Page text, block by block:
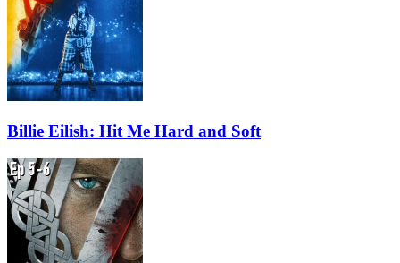
Billie Eilish: Hit Me Hard and Soft